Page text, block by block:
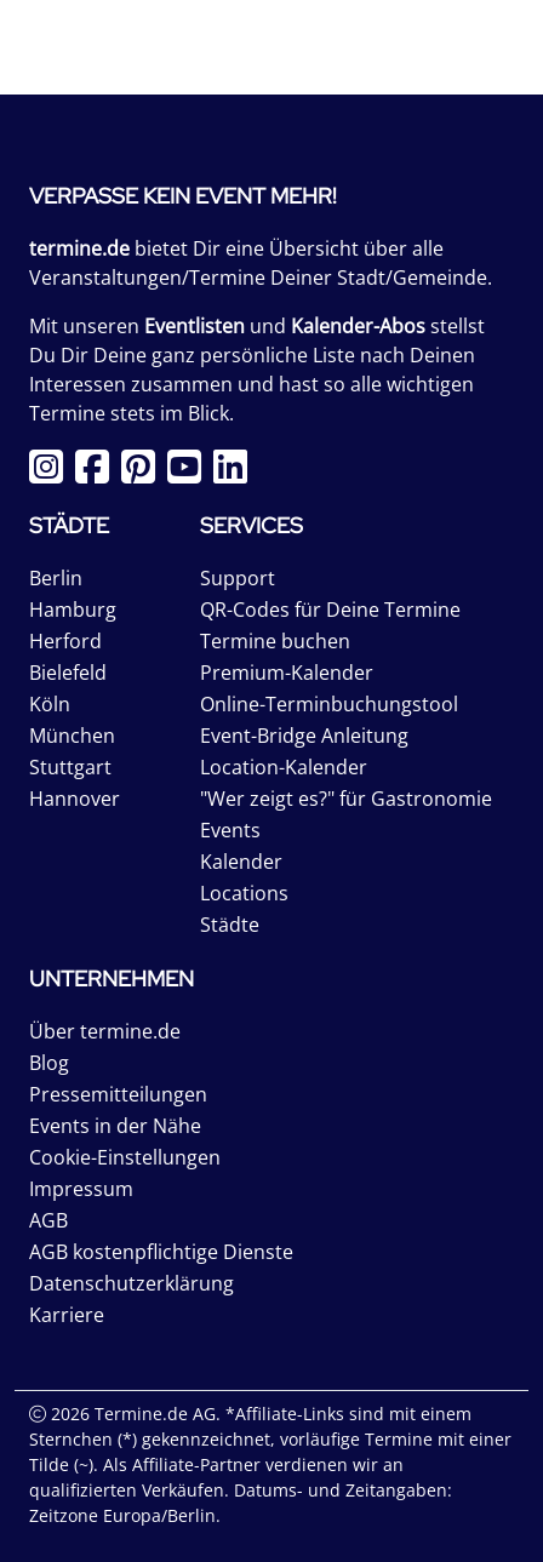
VERPASSE KEIN EVENT MEHR!
termine.de bietet Dir eine Übersicht über alle
Veranstaltungen/Termine Deiner Stadt/Gemeinde.
Mit unseren Eventlisten und Kalender-Abosstellst
Du Dir Deine ganz persönliche Liste nach Deinen
Interessen zusammen und hast so alle wichtigen
Termine stets im Blick.
STÄDTE
Berlin
Hamburg
Herford
Bielefeld
Köln
München
Stuttgart
Hannover
SERVICES
Support
QR-Codes für Deine Termine
Termine buchen
Premium-Kalender
Online-Terminbuchungstool
Event-Bridge Anleitung
Location-Kalender
"Wer zeigt es?" für Gastronomie
Events
Kalender
Locations
Städte
UNTERNEHMEN
Über termine.de
Blog
Pressemitteilungen
Events in der Nähe
Cookie-Einstellungen
Impressum
AGB
AGB kostenpflichtige Dienste
Datenschutzerklärung
Karriere
2026 Termine.de AG. *Affiliate-Links sind mit einem
Sternchen (*) gekennzeichnet, vorläufige Termine mit einer
Tilde (~). Als Affiliate-Partner verdienen wir an
qualifizierten Verkäufen. Datums- und Zeitangaben:
Zeitzone Europa/Berlin.